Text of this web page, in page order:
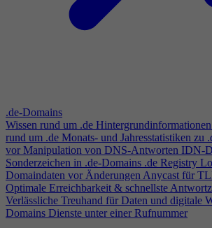
.de-Domains
Wissen rund um .de
rund um .de Monats- und Jahresstatistiken zu
vor Manipulation von DNS-Antworten IDN-
Sonderzeichen in .de-Domains .de Registry
Domaindaten vor ÄnderungenAnycast für
Optimale Erreichbarkeit & schnellste
Verlässliche Treuhand für Daten und digitale
Domains Dienste unter einer Rufnummer